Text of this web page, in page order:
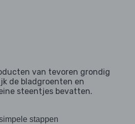
van tevoren grondig
de bladgroenten en
steentjes bevatten.
stappen